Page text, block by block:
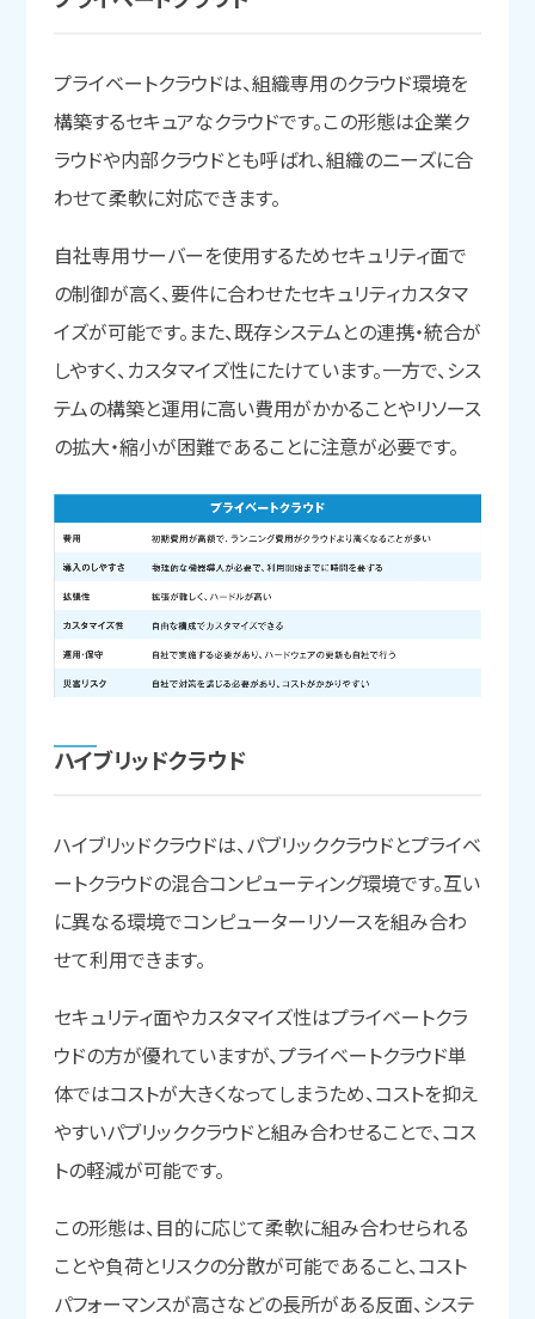
プライベートクラウドは、組織専用のクラウド環境を
構築するセキュアなクラウドです。この形態は企業ク
ラウドや内部クラウドとも呼ばれ、組織のニーズに合
わせて柔軟に対応できます。
自社専用サーバーを使用するためセキュリティ面で
の制御が高く、要件に合わせたセキュリティカスタマ
イズが可能です。また、既存システムとの連携・統合が
しやすく、カスタマイズ性にたけています。一方で、シス
テムの構築と運用に高い費用がかかることやリソース
の拡大・縮小が困難であることに注意が必要です。
ハイブリッドクラウド
ハイブリッドクラウドは、パブリッククラウドとプライベ
ートクラウドの混合コンピューティング環境です。互い
に異なる環境でコンピューターリソースを組み合わ
せて利用できます。
セキュリティ面やカスタマイズ性はプライベートクラ
ウドの方が優れていますが、プライベートクラウド単
体ではコストが大きくなってしまうため、コストを抑え
やすいパブリッククラウドと組み合わせることで、コス
トの軽減が可能です。
この形態は、目的に応じて柔軟に組み合わせられる
ことや負荷とリスクの分散が可能であること、コスト
パフォーマンスが高さなどの長所がある反面、システ